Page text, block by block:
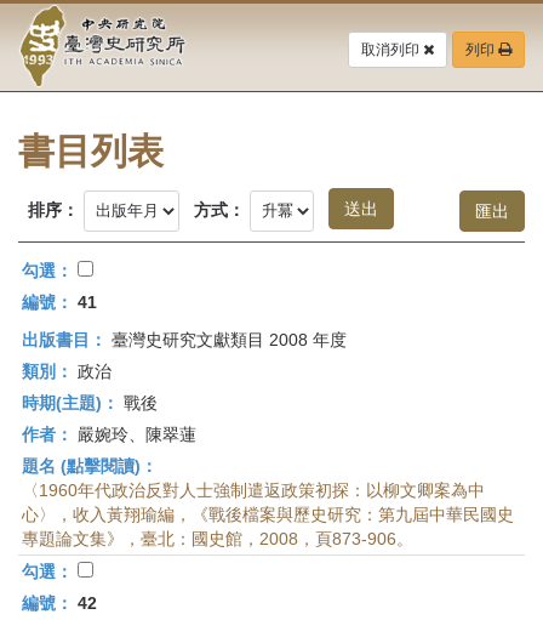
要
中
央
研
究
院-
臺
灣
史
研
究
所-
首
頁
取消列印 列印
書目列表
排序： 方式：
勾選：
編號： 41
出版書目： 臺灣史研究文獻類目 2008 年度
類別： 政治
時期(主題)： 戰後
作者：
嚴婉玲、陳翠蓮
題名 (點擊閱讀)：
〈1960年代政治反對人士強制遣返政策初探：以柳文卿案為中
心〉，收入黃翔瑜編，《戰後檔案與歷史研究：第九屆中華民國史
專題論文集》，臺北：國史館，2008，頁873-906。
勾選：
編號： 42